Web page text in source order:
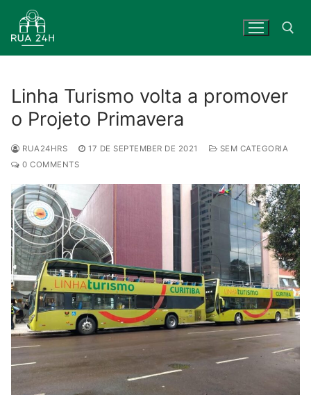
content
Linha Turismo volta a promover
o Projeto Primavera
RUA24HRS 17 DE SEPTEMBER DE 2021
SEM CATEGORIA
0 COMMENTS